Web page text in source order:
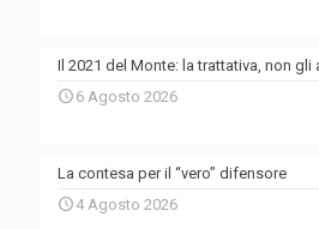
Il 2021 del Monte: la trattativa, non gli
6 Agosto 2026
La contesa per il “vero” difensore
4 Agosto 2026